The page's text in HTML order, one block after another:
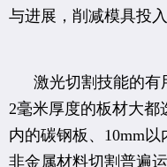
与进展，削减模具投
激光切割技能的有
2毫米厚度的板材大都
内的碳钢板、10mm
非金属材料切割普遍